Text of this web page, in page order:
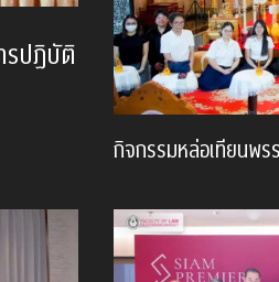
รปฏิบัติ
กิจกรรมหล่อเทียนพร